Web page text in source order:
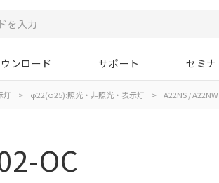
ンロード サポート セミナ
灯 > φ22(φ25):照光・非照光・表示灯 > A22NS / A22NW
OC